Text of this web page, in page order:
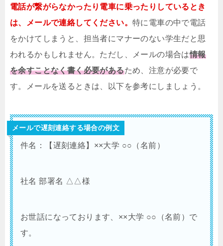
電話が繋がらなかったり電車に乗ったりしているとき
は、メールで連絡してください。 特に電車の中で電話
をかけてしまうと、担当者にマナーのない学生だと思
われるかもしれません。ただし、メールの場合は情報
を余すことなく書く必要があるため、注意が必要で
す。メールを送るときは、以下を参考にしましょう。
メールで遅刻連絡する場合の例文
件名：【遅刻連絡】××大学 ○○（名前）
社名 部署名 △△様
お世話になっております、××大学 ○○（名前）で
す。